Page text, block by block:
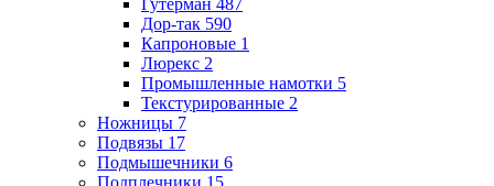
Дор-так 590
Капроновые 1
Люрекс 2
Промышленные намотки 5
Текстурированные 2
Ножницы 7
Подвязы 17
Подмышечники 6
Подплечники 15